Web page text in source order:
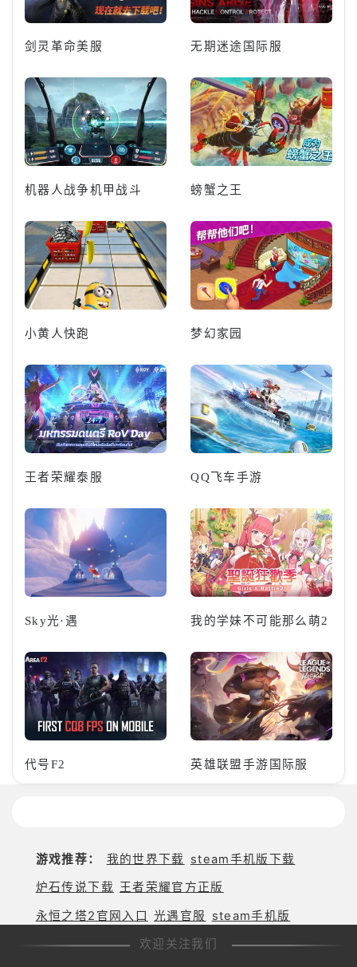
剑灵革命美服 无期迷途国际服
机器人战争机甲战斗 螃蟹之王
小黄人快跑 梦幻家园
王者荣耀泰服 QQ飞车手游
Sky光·遇 我的学妹不可能那么萌2
代号F2 英雄联盟手游国际服
游戏推荐： 我的世界下载 steam手机版下载
炉石传说下载 王者荣耀官方正版
永恒之塔2官网入口 光遇官服
steam手机版
欢迎关注我们